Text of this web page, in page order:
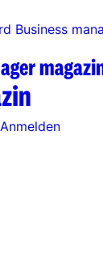
Business
Anmelden